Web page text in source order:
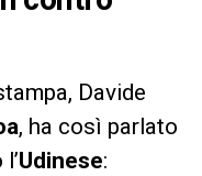
Davide
, ha così parlato
Udinese: